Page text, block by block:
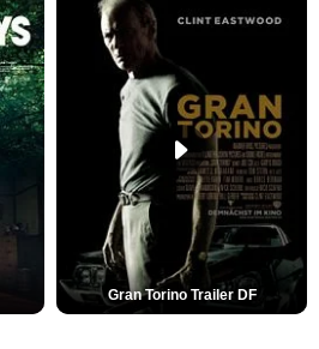
Gran Torino Trailer DF